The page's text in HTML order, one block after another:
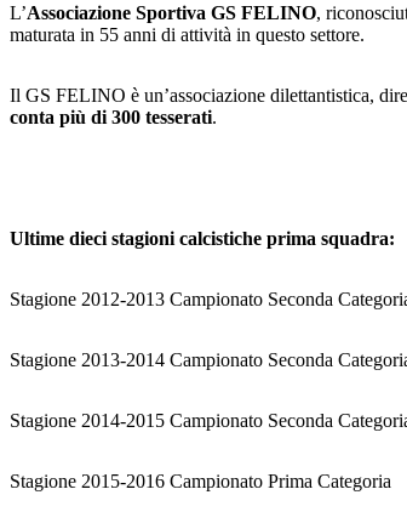
L’Associazione Sportiva GS FELINO,
maturata in 55 anni di attività in questo settore.
Il GS FELINO è un’associazione dilettantistica,
conta più di 300 tesserati.
Ultime dieci stagioni calcistiche prima squadra:
Stagione 2012-2013 Campionato Seconda
Stagione 2013-2014 Campionato Seconda
Stagione 2014-2015 Campionato Seconda
Stagione 2015-2016 Campionato Prima Categoria